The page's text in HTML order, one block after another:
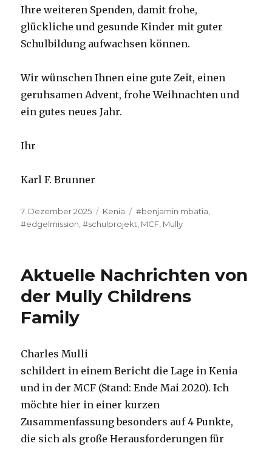
Ihre weiteren Spenden, damit frohe,
glückliche und gesunde Kinder mit guter
Schulbildung aufwachsen können.
Wir wünschen Ihnen eine gute Zeit, einen
geruhsamen Advent, frohe Weihnachten und
ein gutes neues Jahr.
Ihr
Karl F. Brunner
Veröffentlicht
am
7. Dezember 2025 Kategorien
Kenia Schlagwörter
#benjamin mbatia
#edgelmission ,#schulprojekt MCF Mully
Aktuelle Nachrichten von
der Mully Childrens
Family
Charles Mulli
schildert in einem Bericht die Lage in Kenia
und in der MCF (Stand: Ende Mai 2020). Ich
möchte hier in einer kurzen
Zusammenfassung besonders auf 4 Punkte,
die sich als große Herausforderungen für